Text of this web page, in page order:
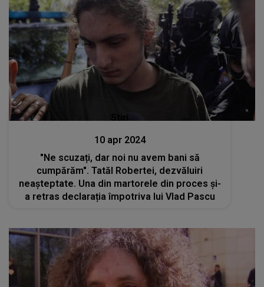
Stiri
10 apr 2024
"Ne scuzați, dar noi nu avem bani să
cumpărăm". Tatăl Robertei, dezvăluiri
neașteptate. Una din martorele din proces și-
a retras declarația împotriva lui Vlad Pascu